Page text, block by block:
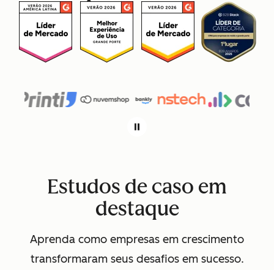
Estudos de caso em
destaque
Aprenda como empresas em crescimento
transformaram seus desafios em sucesso.